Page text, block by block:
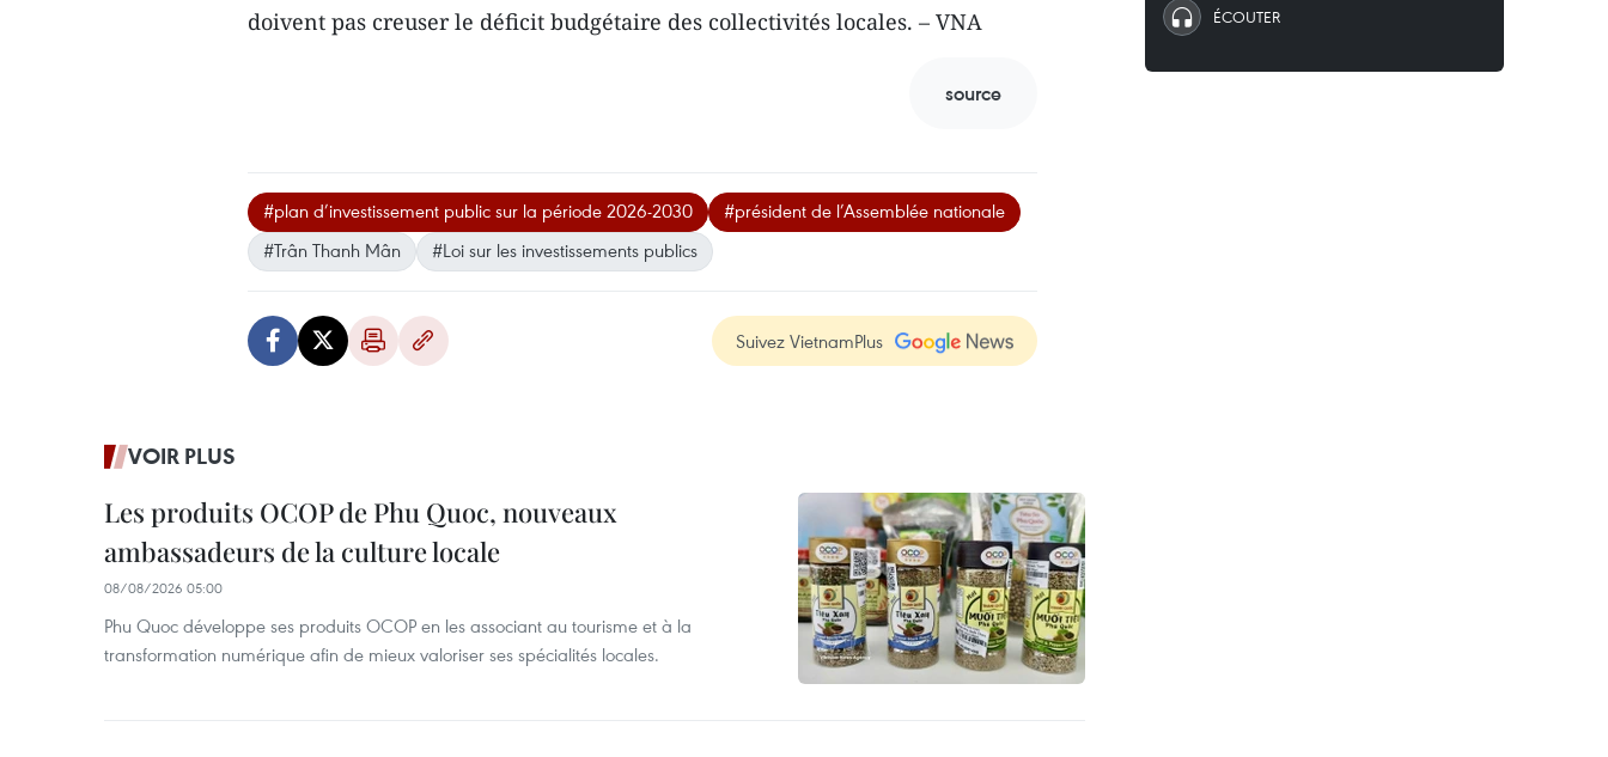
doivent pas creuser le déficit budgétaire des collectivités locales. – VNA
source
#plan d’investissement public sur la période 2026-2030
#président de l’Assemblée nationale
#Trân Thanh Mân
#Loi sur les investissements publics
Suivez VietnamPlus
VOIR PLUS
Les produits OCOP de Phu Quoc, nouveaux
ambassadeurs de la culture locale
08/08/2026 05:00
Phu Quoc développe ses produits OCOP en les associant au tourisme et à la
transformation numérique afin de mieux valoriser ses spécialités locales.
ÉCOUTER